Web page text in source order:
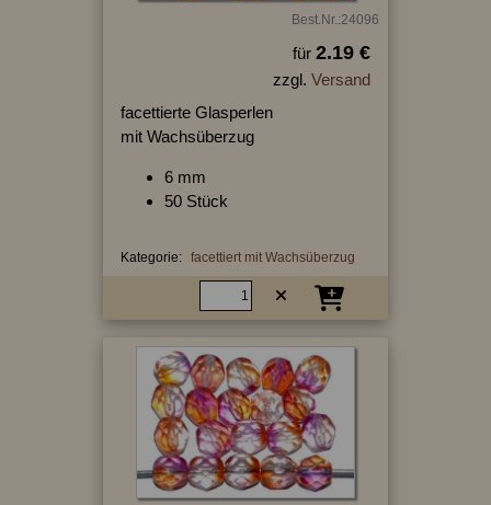
Best.Nr.:24096
für 2.19 €
zzgl. Versand
facettierte Glasperlen
mit Wachsüberzug
6 mm
50 Stück
Kategorie: facettiert mit Wachsüberzug